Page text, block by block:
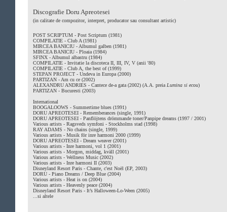
Discografie Doru Apreotesei
(in calitate de compozitor, interpret, producator sau consultant artistic)
POST SCRIPTUM - Post Scriptum (1981)
COMPILATIE - Club A (1981)
MIRCEA BANICIU - Albumul galben (1981)
MIRCEA BANICIU - Ploaia (1984)
SFINX - Albumul albastru (1984)
COMPILATIE - Invitatie la discoteca II, III, IV, V (anii '80)
COMPILATIE - Club A, the best of (1999)
STEPAN PROJECT - Undeva in Europa (2000)
PARTIZAN - Am cu ce (2002)
ALEXANDRU ANDRIES - Cantece de-a gata (2002) (A.A. preia Lumina si ecou)
PARTIZAN - Bucuresti (2003)
International
BOOGALOOWS - Summertime blues (1991)
DORU APREOTESEI - Rememberances (single, 1991)
DORU APREOTESEI - Panflöjtens drömmande toner/Panpipe dreams (1997 / 2001)
Various artists - Ragsveds symfoni - Stockholms stad (1998)
RAY ADAMS - No chains (single, 1999)
Various artists - Musik för inre harmoni 2000 (1999)
DORU APREOTESEI - Dream weaver (2001)
Various artists - Inre harmoni, vol 1 (2001)
Various artists - Morgon, middag, kväll (2001)
Various artists - Wellness Music (2002)
Various artists - Inre harmoni II (2003)
Disneyland Resort Paris - Chante, c'est Noël (EP, 2003)
DORU - Piano Dreams / Deep Blue (2004)
Various artists - Heat is on (2004)
Various artists - Heavenly peace (2004)
Disneyland Resort Paris - It’s Halloween-Lo-Ween (2005)
...si altele